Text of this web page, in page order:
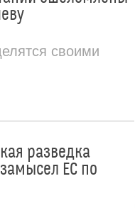
своими
разведка
ЕС по